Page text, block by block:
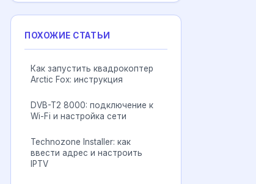
ПОХОЖИЕ СТАТЬИ
Как запустить квадрокоптер
Arctic Fox: инструкция
DVB-T2 8000: подключение к
Wi-Fi и настройка сети
Technozone Installer: как
ввести адрес и настроить
IPTV